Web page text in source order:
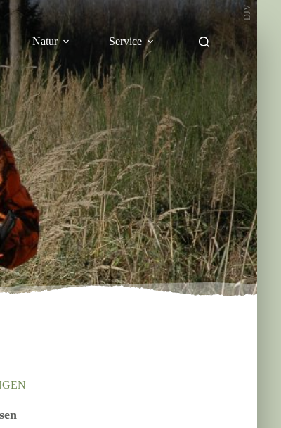
Natur Service
DJV